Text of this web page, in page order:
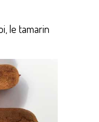
le tamarin